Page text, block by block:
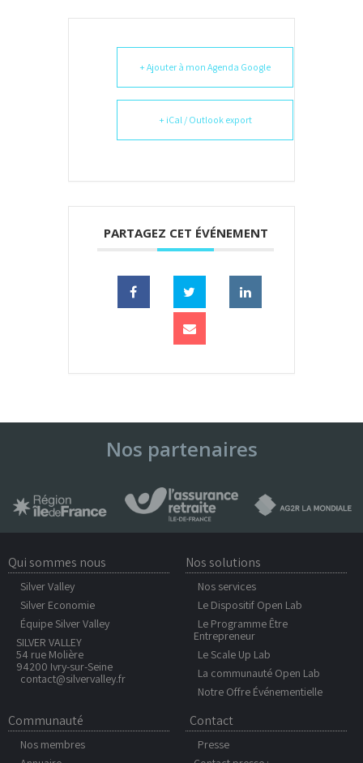
+ Ajouter à mon Agenda Google
+ iCal / Outlook export
PARTAGEZ CET ÉVÉNEMENT
Nos partenaires
Qui sommes nous
Silver Valley
Silver Economie
Équipe Silver Valley
SILVER VALLEY
54 rue Molière
94200 Ivry-sur-Seine
contact@silvervalley.fr
Nos solutions
Nos services
Le Dispositif Open Lab
Le Programme Être
Entrepreneur
Le Scale Up Lab
La communauté Open Lab
Notre Offre Événementielle
Communauté
Nos membres
Contact
Presse